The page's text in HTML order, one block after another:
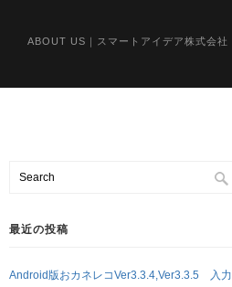
ABOUT US｜スマートアイデア株式会社
最近の投稿
Android版おカネレコVer3.3.4,Ver3.3.5 入力